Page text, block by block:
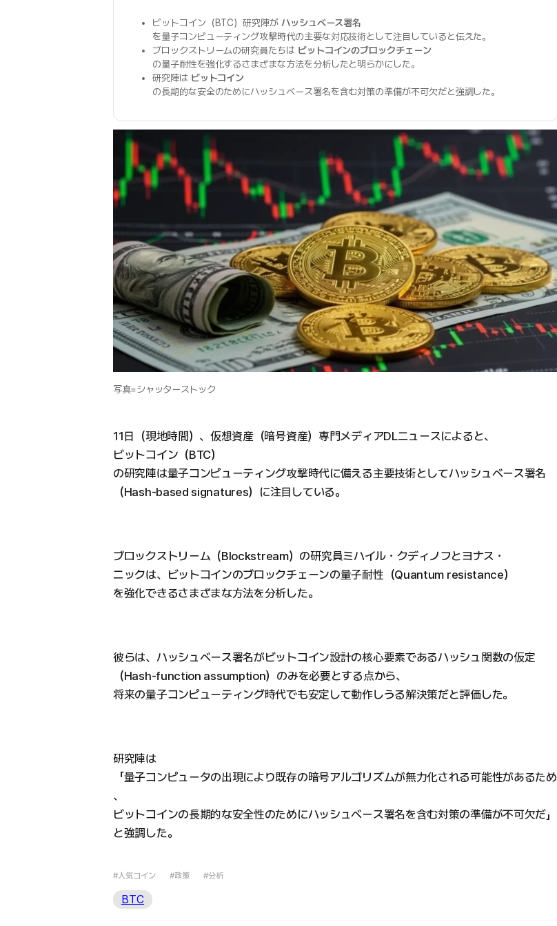
ビットコイン（BTC）研究陣が ハッシュベース署名
を量子コンピューティング攻撃時代の主要な対応技術として注目していると伝えた。
ブロックストリームの研究員たちは ビットコインのブロックチェーン
の量子耐性を強化するさまざまな方法を分析したと明らかにした。
研究陣は ビットコイン
の長期的な安全のためにハッシュベース署名を含む対策の準備が不可欠だと強調した。
写真=シャッターストック
11日（現地時間）、仮想資産（暗号資産）専門メディアDLニュースによると、
ビットコイン（BTC）
の研究陣は量子コンピューティング攻撃時代に備える主要技術としてハッシュベース署名
（Hash-based signatures）に注目している。
ブロックストリーム（Blockstream）の研究員ミハイル・クディノフとヨナス・
ニックは、ビットコインのブロックチェーンの量子耐性（Quantum resistance）
を強化できるさまざまな方法を分析した。
彼らは、ハッシュベース署名がビットコイン設計の核心要素であるハッシュ関数の仮定
（Hash-function assumption）のみを必要とする点から、
将来の量子コンピューティング時代でも安定して動作しうる解決策だと評価した。
研究陣は
「量子コンピュータの出現により既存の暗号アルゴリズムが無力化される可能性があるため
、
ビットコインの長期的な安全性のためにハッシュベース署名を含む対策の準備が不可欠だ」
と強調した。
#人気コイン #政策 #分析
BTC